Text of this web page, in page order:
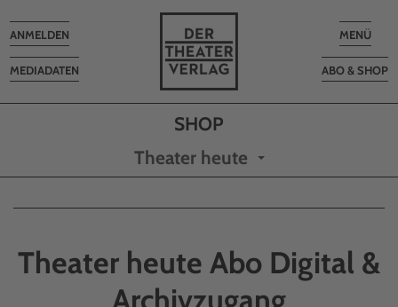
Toggle
MENÜ
ABO & SHOP
MEDIADATEN
Toggle
navigation
ANMELDEN
Theater heute
Theater heute Abo Digital &